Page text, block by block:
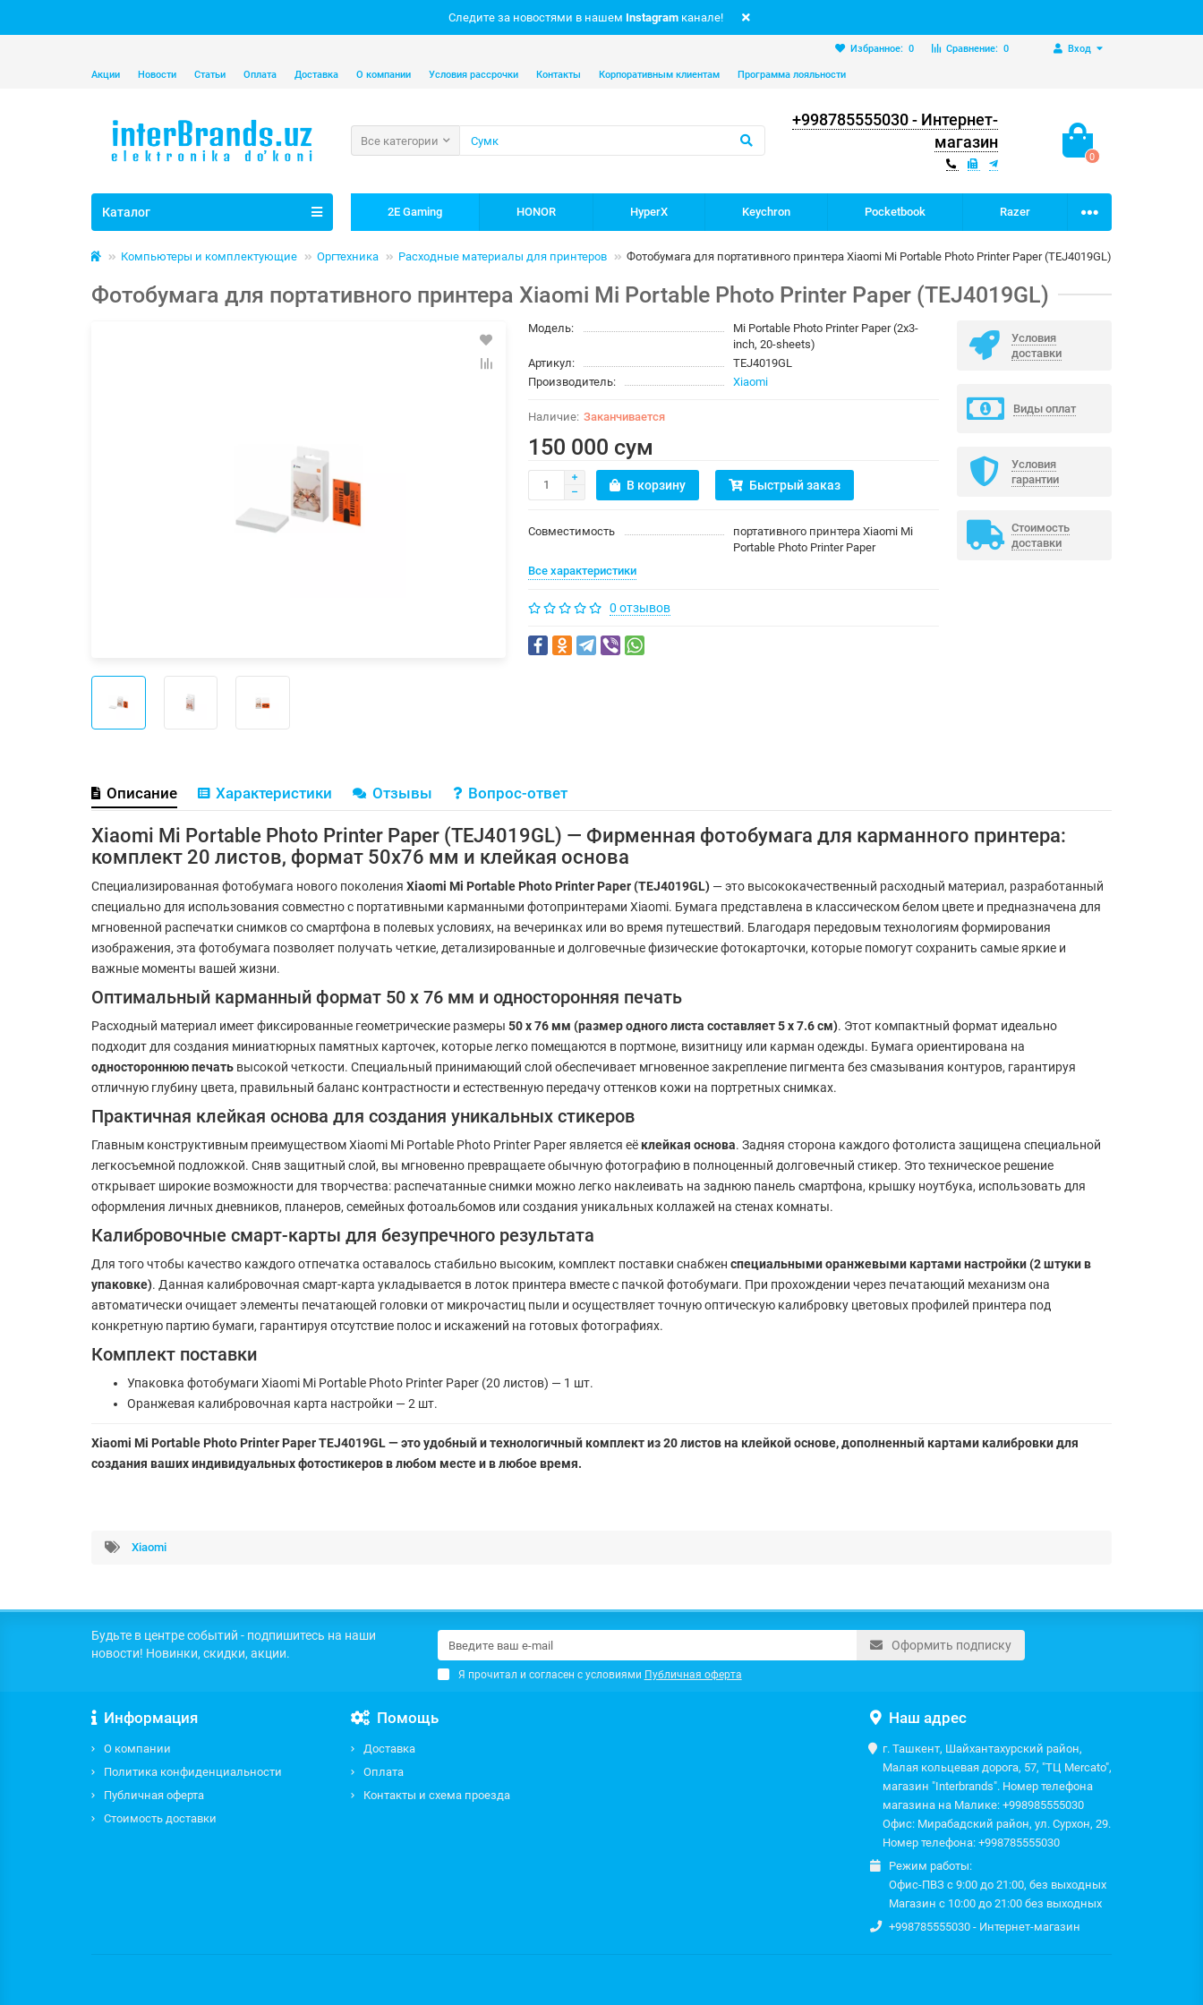
Следите за новостями в нашем Instagram канале!
Вход
Сравнение: 0
Избранное: 0
Акции Новости Статьи Оплата Доставка О компании Условия рассрочки Контакты Корпоративным клиентам Программа лояльности
+998785555030 - Интернет-
магазин
0
Все категории
Каталог 2E Gaming HONOR HyperX Keychron Pocketbook Razer
Компьютеры и комплектующие Оргтехника Расходные материалы для принтеров Фотобумага для портативного принтера Xiaomi Mi Portable Photo Printer Paper (TEJ4019GL)
Фотобумага для портативного принтера Xiaomi Mi Portable Photo Printer Paper (TEJ4019GL)
Модель:
Mi Portable Photo Printer Paper (2x3-
inch, 20-sheets)
Артикул:
TEJ4019GL
Производитель:
Xiaomi
Заканчивается
150 000 сум
В корзину Быстрый заказ
Совместимость
портативного принтера Xiaomi Mi
Portable Photo Printer Paper
Все характеристики
0 отзывов
Условия
доставки
Виды оплат
Условия
гарантии
Стоимость
доставки
Описание Характеристики Отзывы Вопрос-ответ
Xiaomi Mi Portable Photo Printer Paper (TEJ4019GL) — Фирменная фотобумага для карманного принтера:
комплект 20 листов, формат 50x76 мм и клейкая основа
Специализированная фотобумага нового поколения Xiaomi Mi Portable Photo Printer Paper (TEJ4019GL) — это высококачественный расходный материал, разработанный
специально для использования совместно с портативными карманными фотопринтерами Xiaomi. Бумага представлена в классическом белом цвете и предназначена для
мгновенной распечатки снимков со смартфона в полевых условиях, на вечеринках или во время путешествий. Благодаря передовым технологиям формирования
изображения, эта фотобумага позволяет получать четкие, детализированные и долговечные физические фотокарточки, которые помогут сохранить самые яркие и
важные моменты вашей жизни.
Оптимальный карманный формат 50 x 76 мм и односторонняя печать
Расходный материал имеет фиксированные геометрические размеры 50 x 76 мм (размер одного листа составляет 5 х 7.6 см). Этот компактный формат идеально
подходит для создания миниатюрных памятных карточек, которые легко помещаются в портмоне, визитницу или карман одежды. Бумага ориентирована на
одностороннюю печать высокой четкости. Специальный принимающий слой обеспечивает мгновенное закрепление пигмента без смазывания контуров, гарантируя
отличную глубину цвета, правильный баланс контрастности и естественную передачу оттенков кожи на портретных снимках.
Практичная клейкая основа для создания уникальных стикеров
Главным конструктивным преимуществом Xiaomi Mi Portable Photo Printer Paper является её клейкая основа. Задняя сторона каждого фотолиста защищена специальной
легкосъемной подложкой. Сняв защитный слой, вы мгновенно превращаете обычную фотографию в полноценный долговечный стикер. Это техническое решение
открывает широкие возможности для творчества: распечатанные снимки можно легко наклеивать на заднюю панель смартфона, крышку ноутбука, использовать для
оформления личных дневников, планеров, семейных фотоальбомов или создания уникальных коллажей на стенах комнаты.
Калибровочные смарт-карты для безупречного результата
Для того чтобы качество каждого отпечатка оставалось стабильно высоким, комплект поставки снабжен специальными оранжевыми картами настройки (2 штуки в
упаковке). Данная калибровочная смарт-карта укладывается в лоток принтера вместе с пачкой фотобумаги. При прохождении через печатающий механизм она
автоматически очищает элементы печатающей головки от микрочастиц пыли и осуществляет точную оптическую калибровку цветовых профилей принтера под
конкретную партию бумаги, гарантируя отсутствие полос и искажений на готовых фотографиях.
Комплект поставки
Упаковка фотобумаги Xiaomi Mi Portable Photo Printer Paper (20 листов) — 1 шт.
Оранжевая калибровочная карта настройки — 2 шт.
Xiaomi Mi Portable Photo Printer Paper TEJ4019GL — это удобный и технологичный комплект из 20 листов на клейкой основе, дополненный картами калибровки для
создания ваших индивидуальных фотостикеров в любом месте и в любое время.
Xiaomi
Будьте в центре событий - подпишитесь на наши
новости! Новинки, скидки, акции.
Оформить подписку
Я прочитал и согласен с условиями Публичная оферта
Информация
О компании
Политика конфиденциальности
Публичная оферта
Стоимость доставки
Помощь
Доставка
Оплата
Контакты и схема проезда
Наш адрес
г. Ташкент, Шайхантахурский район,
Малая кольцевая дорога, 57, "ТЦ Mercato",
магазин "Interbrands". Номер телефона
магазина на Малике: +998985555030
Офис: Мирабадский район, ул. Сурхон, 29.
Номер телефона: +998785555030
Режим работы:
Офис-ПВЗ с 9:00 до 21:00, без выходных
Магазин с 10:00 до 21:00 без выходных
+998785555030 - Интернет-магазин